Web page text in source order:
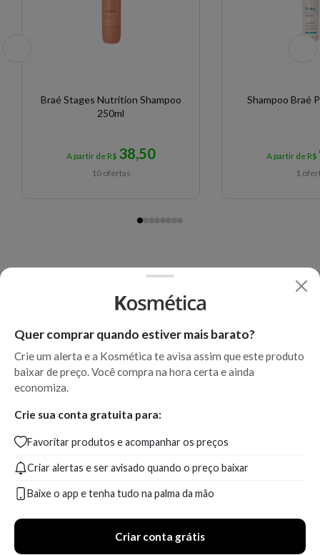
Braé Stages Nutrition Shampoo
250ml
A partir de R$ 38,50
10 ofertas
Shampoo Braé
A partir de R$
1
Quer comprar quando estiver mais barato?
Crie um alerta e a Kosmética te avisa assim que este produto
baixar de preço. Você compra na hora certa e ainda
economiza.
Crie sua conta gratuita para:
Favoritar produtos e acompanhar os preços
Criar alertas e ser avisado quando o preço baixar
Baixe o app e tenha tudo na palma da mão
Criar conta grátis